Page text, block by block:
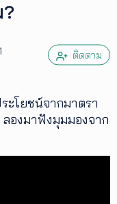
ติดตาม
ะโยชน์จากมาตรา
องมาฟังมุมมองจาก